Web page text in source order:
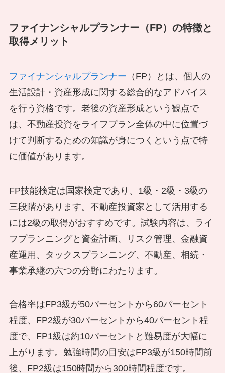
ファイナンシャルプランナー（FP）の特徴と
取得メリット
ファイナンシャルプランナー （FP）とは、個人の
生活設計・資産形成に関する総合的なアドバイス
を行う資格です。老後の資産形成という観点で
は、不動産投資をライフプラン全体の中に位置づ
けて判断するための知識が身につくという点で特
に価値があります。
FP技能検定は国家検定であり、1級・2級・3級の
三段階があります。不動産投資家として活用する
には2級の取得がおすすめです。試験内容は、ライ
フプランニングと資金計画、リスク管理、金融資
産運用、タックスプランニング、不動産、相続・
事業承継の六つの分野にわたります。
合格率はFP3級が50パーセントから60パーセント
程度、FP2級が30パーセントから40パーセント程
度で、FP1級は約10パーセントと難易度が大幅に
上がります。勉強時間の目安はFP3級が150時間前
後、FP2級は150時間から300時間程度です。